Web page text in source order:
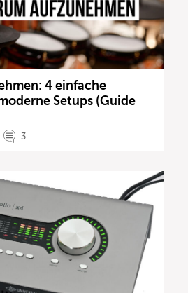
4 einfache
Setups (Guide
3